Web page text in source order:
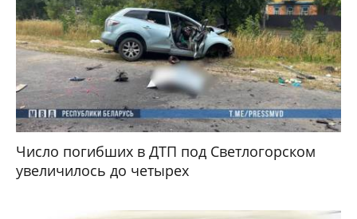
Число погибших в ДТП под Светлогорском
увеличилось до четырех